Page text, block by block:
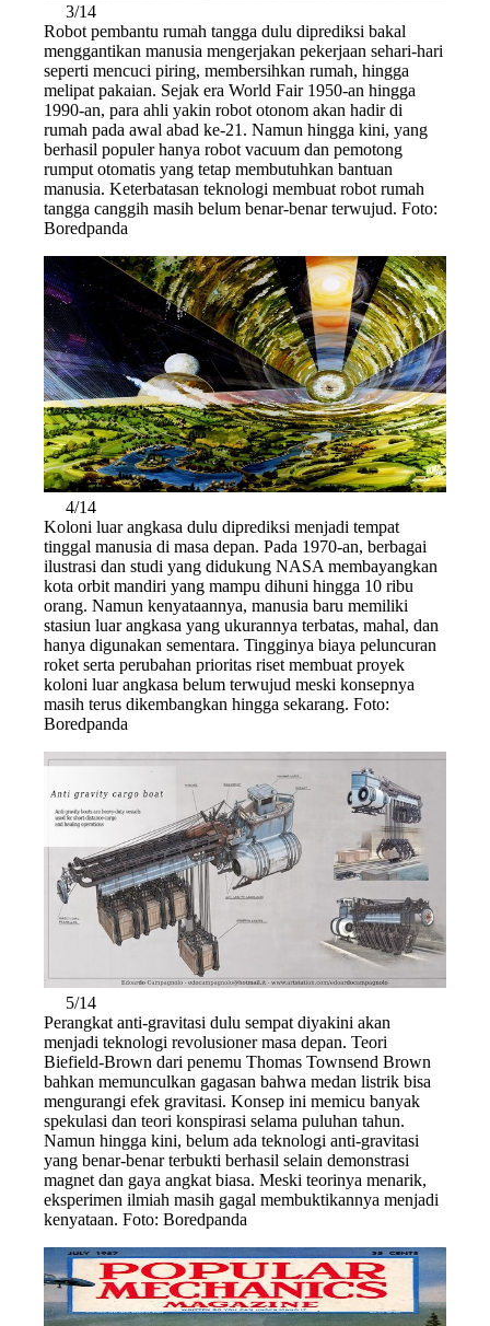
3/14
Robot pembantu rumah tangga dulu diprediksi bakal
menggantikan manusia mengerjakan pekerjaan sehari-hari
seperti mencuci piring, membersihkan rumah, hingga
melipat pakaian. Sejak era World Fair 1950-an hingga
1990-an, para ahli yakin robot otonom akan hadir di
rumah pada awal abad ke-21. Namun hingga kini, yang
berhasil populer hanya robot vacuum dan pemotong
rumput otomatis yang tetap membutuhkan bantuan
manusia. Keterbatasan teknologi membuat robot rumah
tangga canggih masih belum benar-benar terwujud. Foto:
Boredpanda
4/14
Koloni luar angkasa dulu diprediksi menjadi tempat
tinggal manusia di masa depan. Pada 1970-an, berbagai
ilustrasi dan studi yang didukung NASA membayangkan
kota orbit mandiri yang mampu dihuni hingga 10 ribu
orang. Namun kenyataannya, manusia baru memiliki
stasiun luar angkasa yang ukurannya terbatas, mahal, dan
hanya digunakan sementara. Tingginya biaya peluncuran
roket serta perubahan prioritas riset membuat proyek
koloni luar angkasa belum terwujud meski konsepnya
masih terus dikembangkan hingga sekarang. Foto:
Boredpanda
5/14
Perangkat anti-gravitasi dulu sempat diyakini akan
menjadi teknologi revolusioner masa depan. Teori
Biefield-Brown dari penemu Thomas Townsend Brown
bahkan memunculkan gagasan bahwa medan listrik bisa
mengurangi efek gravitasi. Konsep ini memicu banyak
spekulasi dan teori konspirasi selama puluhan tahun.
Namun hingga kini, belum ada teknologi anti-gravitasi
yang benar-benar terbukti berhasil selain demonstrasi
magnet dan gaya angkat biasa. Meski teorinya menarik,
eksperimen ilmiah masih gagal membuktikannya menjadi
kenyataan. Foto: Boredpanda